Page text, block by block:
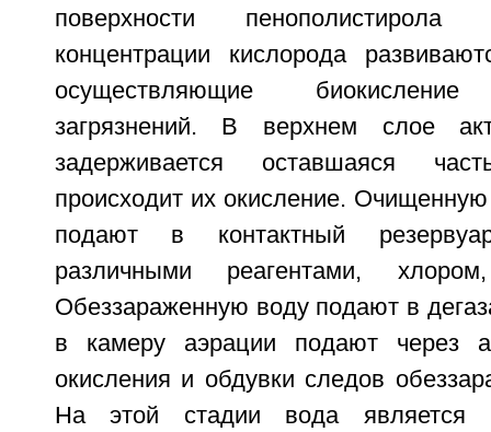
поверхности пенополистирола
концентрации кислорода
осуществляющие биокисление
загрязнений. В верхнем слое
задерживается оставшаяся
происходит их окисление.
подают в контактный
различными реагентами,
Обеззараженную воду подают в
в камеру аэрации подают через
окисления и обдувки следов
На этой стадии вода является